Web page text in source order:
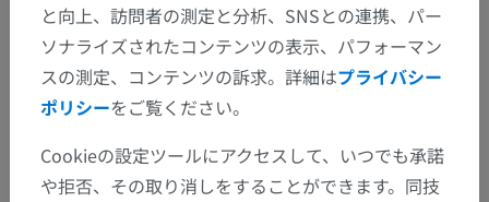
解剖学的階層
と向上、訪問者の測定と分析、SNSとの連携、パー
ソナライズされたコンテンツの表示、パフォーマン
スの測定、コンテンツの訴求。詳細はプライバシー
ポリシーをご覧ください。
Cookieの設定ツールにアクセスして、いつでも承諾
や拒否、その取り消しをすることができます。同技